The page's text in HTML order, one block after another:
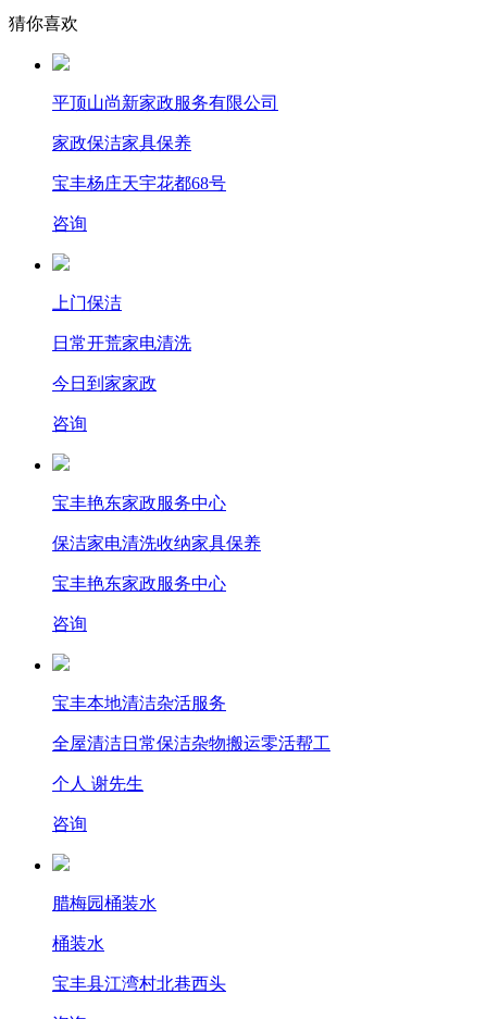
猜你喜欢
平顶山尚新家政服务有限公司
家政保洁家具保养
宝丰杨庄天宇花都68号
咨询
上门保洁
日常开荒家电清洗
今日到家家政
咨询
宝丰艳东家政服务中心
保洁家电清洗收纳家具保养
宝丰艳东家政服务中心
咨询
宝丰本地清洁杂活服务
全屋清洁日常保洁杂物搬运零活帮工
个人 谢先生
咨询
腊梅园桶装水
桶装水
宝丰县江湾村北巷西头